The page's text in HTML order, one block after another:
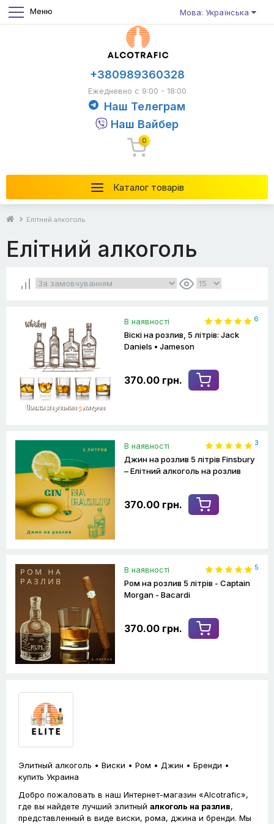
Меню Мова: Українська
Каталог товарів
+380989360328
Ежедневно с 9:00 - 18:00
Наш Телеграм
Наш Вайбер
0
Елітний алкоголь
Елітний алкоголь
В наявності 6
Віскі на розлив, 5 літрів: Jack
Daniels • Jameson
370.00 грн.
В наявності 3
Джин на розлив 5 літрів Finsbury
– Елітний алкоголь на розлив
370.00 грн.
В наявності 5
Ром на розлив 5 літрів - Captain
Morgan - Bacardi
370.00 грн.
Элитный алкоголь • Виски • Ром • Джин • Бренди •
купить Украина
Добро пожаловать в наш Интернет-магазин «Alcotrafic»,
где вы найдете лучший элитный алкоголь на разлив,
представленный в виде виски, рома, джина и бренди. Мы